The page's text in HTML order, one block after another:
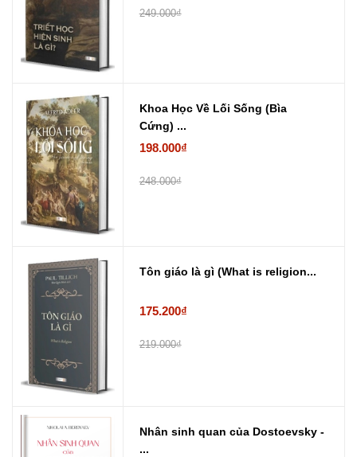
249.000₫
Khoa Học Về Lối Sống (Bìa
Cứng) ...
198.000₫
248.000₫
Tôn giáo là gì (What is religion...
175.200₫
219.000₫
Nhân sinh quan của Dostoevsky -
...